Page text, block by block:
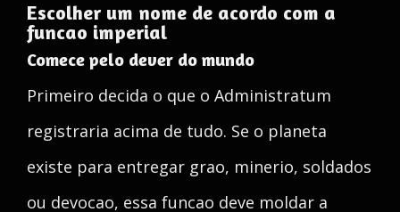
Escolher um nome de acordo com a
funcao imperial
Comece pelo dever do mundo
Primeiro decida o que o Administratum
registraria acima de tudo. Se o planeta
existe para entregar grao, minerio, soldados
ou devocao, essa funcao deve moldar a